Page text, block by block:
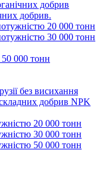
добрив
добрив.
20 000 тонн
30 000 тонн
000 тонн
без висихання
добрив NPK
20 000 тонн
30 000 тонн
50 000 тонн